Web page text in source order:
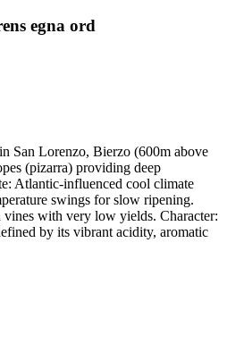
egna ord
San Lorenzo, Bierzo (600m above
(pizarra) providing deep
Atlantic-influenced cool climate
swings for slow ripening.
with very low yields. Character:
by its vibrant acidity, aromatic